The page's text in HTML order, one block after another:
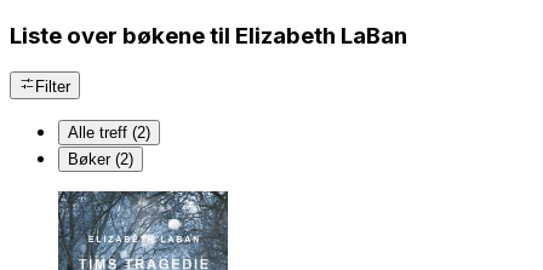
Liste over bøkene til Elizabeth LaBan
Filter
Alle treff (2)
Bøker (2)